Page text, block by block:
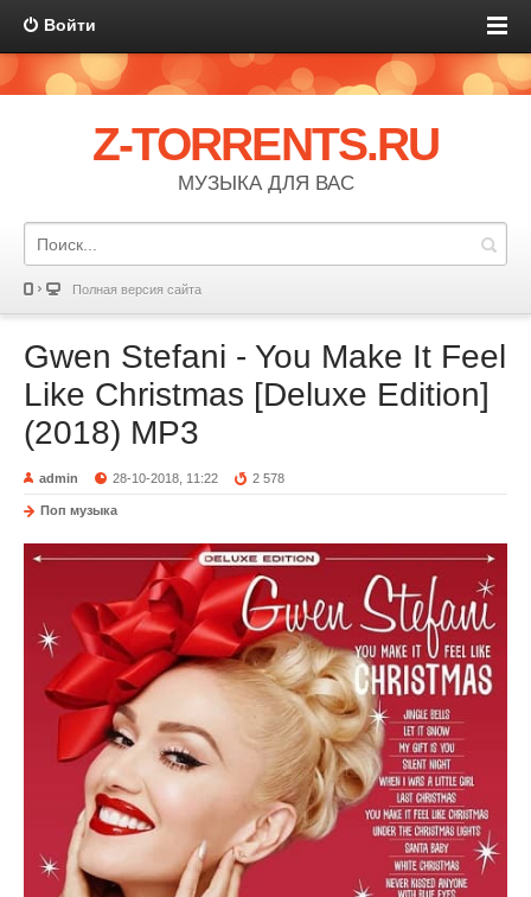
Войти
Z-TORRENTS.RU
МУЗЫКА ДЛЯ ВАС
Полная версия сайта
Gwen Stefani - You Make It Feel
Like Christmas [Deluxe Edition]
(2018) MP3
admin 28-10-2018, 11:22 2 578
Поп музыка